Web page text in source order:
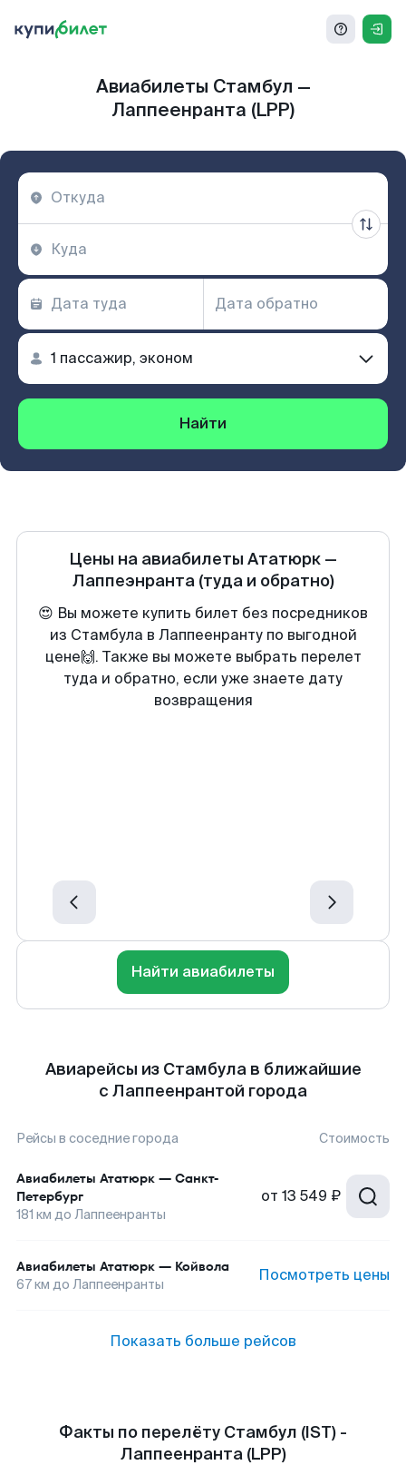
Авиабилеты Стамбул —
Лаппеенранта (LPP)
Найти
Цены на авиабилеты Ататюрк —
Лаппеэнранта (туда и обратно)
😍 Вы можете купить билет без посредников
из Стамбула в Лаппеенранту по выгодной
цене🙌. Также вы можете выбрать перелет
туда и обратно, если уже знаете дату
возвращения
Найти авиабилеты
Авиарейсы из Стамбула в ближайшие
с Лаппеенрантой города
Рейсы в соседние города Стоимость
Авиабилеты Ататюрк — Санкт-
Петербург
181 км до Лаппеенранты
от 13 549 ₽
Авиабилеты Ататюрк — Койвола
67км до Лаппеенранты Посмотреть цены
Показать больше рейсов
Факты по перелёту Стамбул (IST) -
Лаппеенранта (LPP)